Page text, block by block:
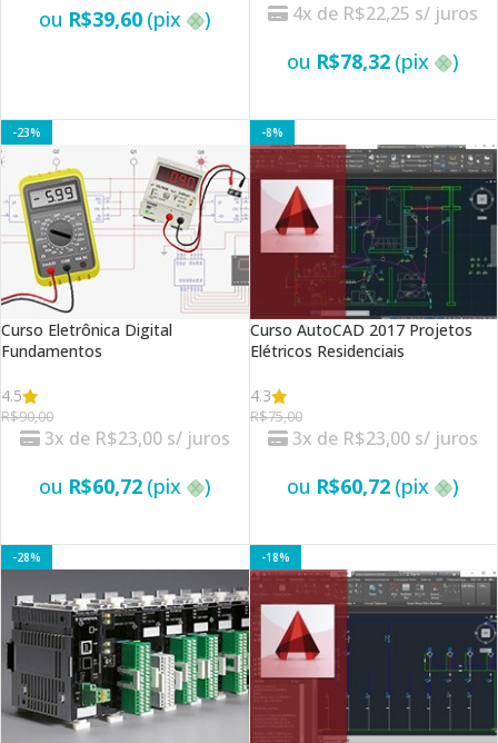
ou R$39,60 (pix ) 4x de R$22,25 s/ juros
ou R$78,32 (pix )
-23%
Curso Eletrônica Digital
Fundamentos
4.5
R$90,00
3x de R$23,00 s/ juros
ou R$60,72 (pix )
-8%
Curso AutoCAD 2017 Projetos
Elétricos Residenciais
4.3
R$75,00
3x de R$23,00 s/ juros
ou R$60,72 (pix )
-28% -18%